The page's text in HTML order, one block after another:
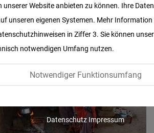
unserer Website anbieten zu können. Ihre
unseren eigenen Systemen. Mehr Information
in Ziffer 3. Sie können
notwendigen Umfang nutzen.
Notwendiger Funktionsumfang
Datenschutz Impressum